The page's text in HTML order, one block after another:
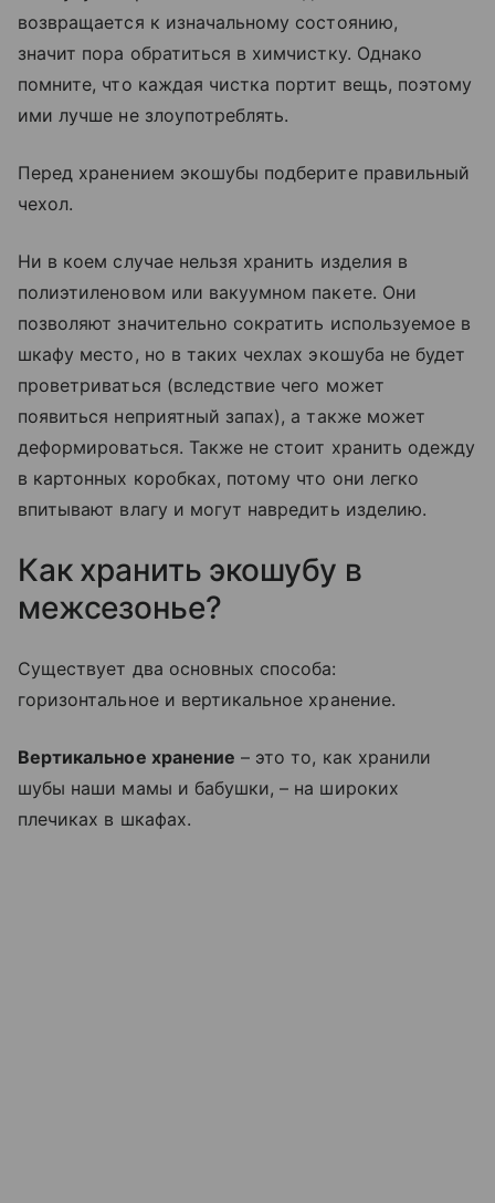
возвращается к изначальному состоянию,
значит пора обратиться в химчистку. Однако
помните, что каждая чистка портит вещь, поэтому
ими лучше не злоупотреблять.
Перед хранением экошубы подберите правильный
чехол.
Ни в коем случае нельзя хранить изделия в
полиэтиленовом или вакуумном пакете. Они
позволяют значительно сократить используемое в
шкафу место, но в таких чехлах экошуба не будет
проветриваться (вследствие чего может
появиться неприятный запах), а также может
деформироваться. Также не стоит хранить одежду
в картонных коробках, потому что они легко
впитывают влагу и могут навредить изделию.
Как хранить экошубу в
межсезонье?
Существует два основных способа:
горизонтальное и вертикальное хранение.
Вертикальное хранение – это то, как хранили
шубы наши мамы и бабушки, – на широких
плечиках в шкафах.